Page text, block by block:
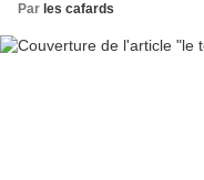
Par les cafards